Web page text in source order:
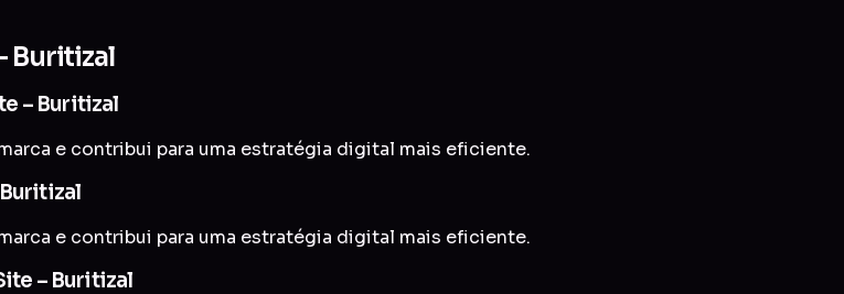
Buritizal
– Buritizal
e contribui para uma estratégia digital mais eficiente.
e contribui para uma estratégia digital mais eficiente.
– Buritizal